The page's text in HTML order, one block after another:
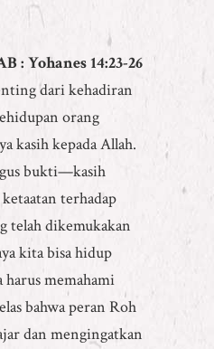
: Yohanes 14:23-26
dari kehadiran
orang
kasih kepada Allah.
bukti—kasih
terhadap
telah dikemukakan
kita bisa hidup
harus memahami
bahwa peran Roh
dan mengingatkan